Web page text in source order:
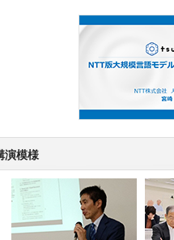
演模様